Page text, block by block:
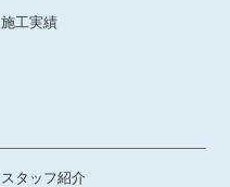
施工実績
スタッフ紹介